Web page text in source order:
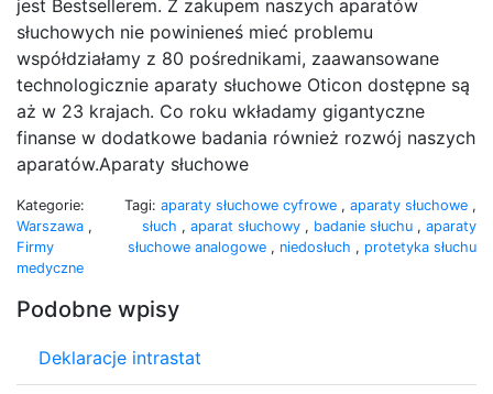
jest Bestsellerem. Z zakupem naszych aparatów
słuchowych nie powinieneś mieć problemu
współdziałamy z 80 pośrednikami, zaawansowane
technologicznie aparaty słuchowe Oticon dostępne są
aż w 23 krajach. Co roku wkładamy gigantyczne
finanse w dodatkowe badania również rozwój naszych
aparatów.Aparaty słuchowe
Kategorie:
Warszawa ,
Firmy
medyczne
Tagi: aparaty słuchowe cyfrowe , aparaty słuchowe ,
słuch , aparat słuchowy , badanie słuchu , aparaty
słuchowe analogowe , niedosłuch , protetyka słuchu
Podobne wpisy
Deklaracje intrastat